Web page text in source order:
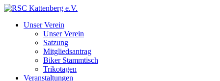
Unser Verein
Unser Verein
Satzung
Mitgliedsantrag
Biker Stammtisch
Trikotagen
Veranstaltungen